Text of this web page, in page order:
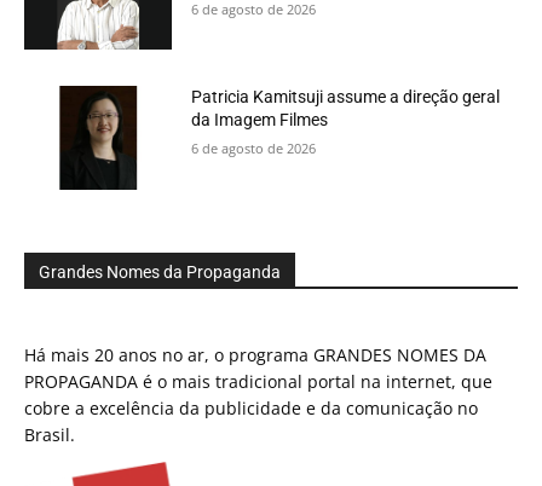
6 de agosto de 2026
Patricia Kamitsuji assume a direção geral
da Imagem Filmes
6 de agosto de 2026
Grandes Nomes da Propaganda
Há mais 20 anos no ar, o programa GRANDES NOMES DA
PROPAGANDA é o mais tradicional portal na internet, que
cobre a excelência da publicidade e da comunicação no
Brasil.